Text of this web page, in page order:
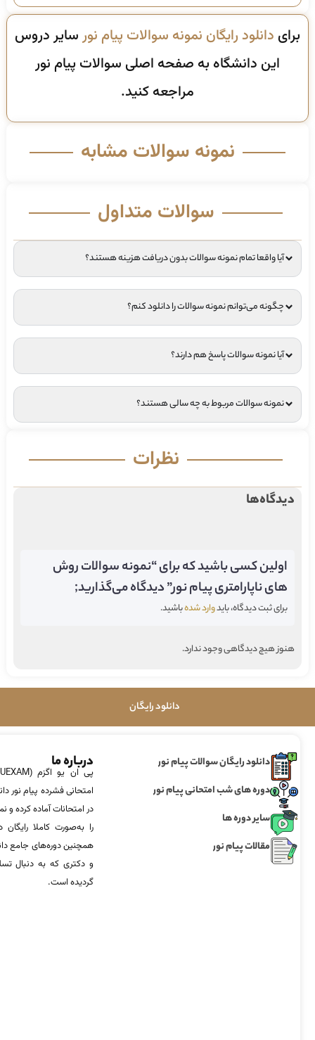
برای دانلود رایگان نمونه سوالات پیام نورسایر دروس
این دانشگاه به صفحه اصلی سوالات پیام نور
مراجعه کنید.
نمونه سوالات مشابه
سوالات متداول
آیا واقعا تمام نمونه سوالات بدون دریافت هزینه هستند؟
چگونه می‌توانم نمونه سوالات را دانلود کنم؟
آیا نمونه سوالات پاسخ هم دارند؟
نمونه سوالات مربوط به چه سالی هستند؟
نظرات
دیدگاه‌ها
اولین کسی باشید که برای “نمونه سوالات روش
های ناپارامتری پیام نور” دیدگاه می‌گذارید;
برای ثبت دیدگاه، بایدوارد شدهباشید.
هنوز هیچ دیدگاهی وجود ندارد.
دانلود رایگان
دانلود رایگان سوالات پیام نور
دوره های شب امتحانی پیام نور
سایر دوره ها
مقالات پیام نور
درباره ما
امتحانی فشرده پیام نور
در امتحانات آماده‌ کرده
را به‌صورت کاملا
همچنین دوره‌های جامع
و دکتری که به دنبال
گردیده است.